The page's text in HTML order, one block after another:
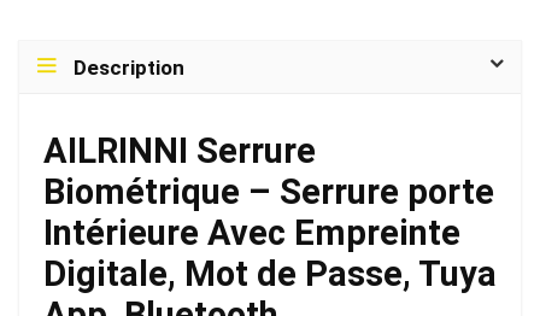
Description
AILRINNI Serrure
Biométrique – Serrure porte
Intérieure Avec Empreinte
Digitale, Mot de Passe, Tuya